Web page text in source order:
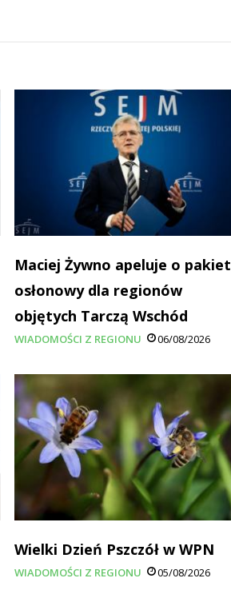
Maciej Żywno apeluje o pakiet
osłonowy dla regionów
objętych Tarczą Wschód
WIADOMOŚCI Z REGIONU 06/08/2026
Wielki Dzień Pszczół w WPN
WIADOMOŚCI Z REGIONU 05/08/2026